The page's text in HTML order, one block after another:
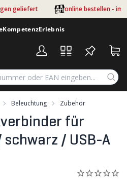
geliefert online bestellen - im
KompetenzErlebnis
Beleuchtung Zubehör
für
schwarz / USB-A